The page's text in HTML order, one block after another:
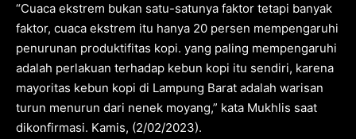
“Cuaca ekstrem bukan satu-satunya faktor tetapi banyak
faktor, cuaca ekstrem itu hanya 20 persen mempengaruhi
penurunan produktifitas kopi. yang paling mempengaruhi
adalah perlakuan terhadap kebun kopi itu sendiri, karena
mayoritas kebun kopi di Lampung Barat adalah warisan
turun menurun dari nenek moyang,” kata Mukhlis saat
dikonfirmasi. Kamis, (2/02/2023).